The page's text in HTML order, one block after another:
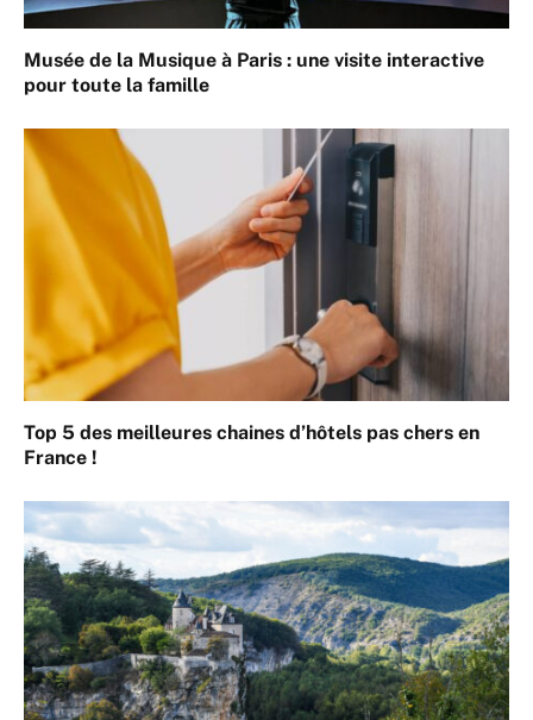
Musée de la Musique à Paris : une visite interactive
pour toute la famille
Top 5 des meilleures chaines d’hôtels pas chers en
France !